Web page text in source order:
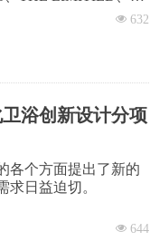
限公司继续举办针织
넶 632
浴创新设计分项
各个方面提出了新的
日益迫切。
，其设计直接关系到
넶 644